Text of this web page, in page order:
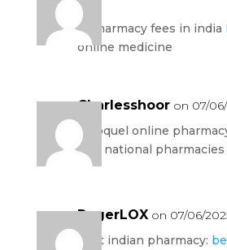
am
b pharmacy fees in india
online medicine
Charlesshoor on 07/
seroquel online
24
– national
RogerLOX on 07/06/
best indian pharmacy: